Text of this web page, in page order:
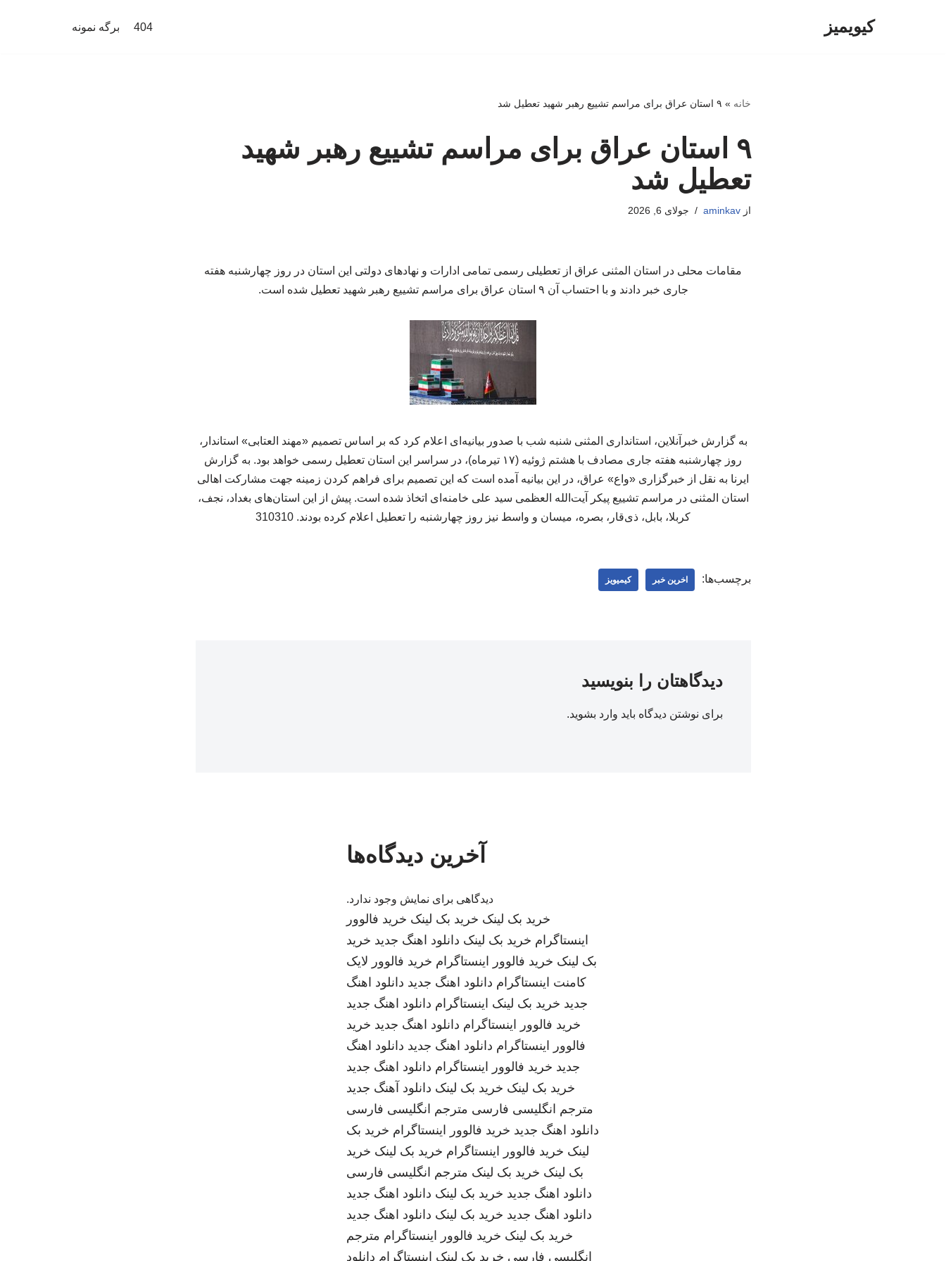
کیویمیز 404 برگه نمونه
خانه » ۹ استان عراق برای مراسم تشییع رهبر شهید تعطیل شد
۹ استان عراق برای مراسم تشییع رهبر شهید
تعطیل شد
ازaminkav جولای 6, 2026
مقامات محلی در استان المثنی عراق از تعطیلی رسمی تمامی ادارات و نهادهای دولتی این استان در روز چهارشنبه هفته
جاری خبر دادند و با احتساب آن ۹ استان عراق برای مراسم تشییع رهبر شهید تعطیل شده است.
به گزارش خبرآنلاین، استانداری المثنی شنبه شب با صدور بیانیه‌ای اعلام کرد که بر اساس تصمیم «مهند العتابی» استاندار،
روز چهارشنبه هفته جاری مصادف با هشتم ژوئیه (۱۷ تیرماه)، در سراسر این استان تعطیل رسمی خواهد بود. به گزارش
ایرنا به نقل از خبرگزاری «واع» عراق، در این بیانیه آمده است که این تصمیم برای فراهم کردن زمینه جهت مشارکت اهالی
استان المثنی در مراسم تشییع پیکر آیت‌الله العظمی سید علی خامنه‌ای اتخاذ شده است. پیش از این استان‌های بغداد، نجف،
کربلا، بابل، ذی‌قار، بصره، میسان و واسط نیز روز چهارشنبه را تعطیل اعلام کرده بودند. 310310
برچسب‌ها: اخرین خبر کیمیویز
دیدگاهتان را بنویسید
برای نوشتن دیدگاه باید وارد بشوید.
آخرین دیدگاه‌ها
دیدگاهی برای نمایش وجود ندارد.
خرید بک لینک خرید بک لینک خرید فالوور
اینستاگرام خرید بک لینک دانلود اهنگ جدید خرید
بک لینک خرید فالوور اینستاگرام خرید فالوور لایک
کامنت اینستاگرام دانلود اهنگ جدید دانلود اهنگ
جدید خرید بک لینک اینستاگرام دانلود اهنگ جدید
خرید فالوور اینستاگرام دانلود اهنگ جدید خرید
فالوور اینستاگرام دانلود اهنگ جدید دانلود اهنگ
جدید خرید فالوور اینستاگرام دانلود اهنگ جدید
خرید بک لینک خرید بک لینک دانلود آهنگ جدید
مترجم انگلیسی فارسی مترجم انگلیسی فارسی
دانلود اهنگ جدید خرید فالوور اینستاگرام خرید بک
لینک خرید فالوور اینستاگرام خرید بک لینک خرید
بک لینک خرید بک لینک مترجم انگلیسی فارسی
دانلود اهنگ جدید خرید بک لینک دانلود اهنگ جدید
دانلود اهنگ جدید خرید بک لینک دانلود اهنگ جدید
خرید بک لینک خرید فالوور اینستاگرام مترجم
انگلیسی فارسی خرید بک لینک اینستاگرام دانلود